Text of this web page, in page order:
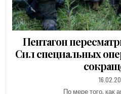
Пентагон
Сил специальных
DATE:
По мере того, как